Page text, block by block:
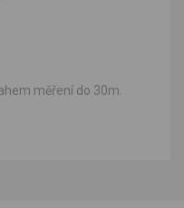
měření do 30m.